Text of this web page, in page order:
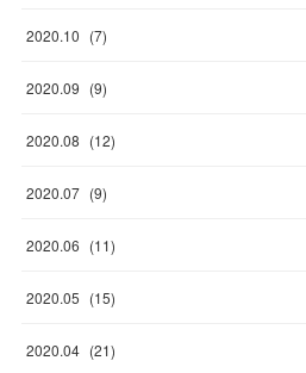
2020.10 (7)
2020.09 (9)
2020.08 (12)
2020.07 (9)
2020.06 (11)
2020.05 (15)
2020.04 (21)